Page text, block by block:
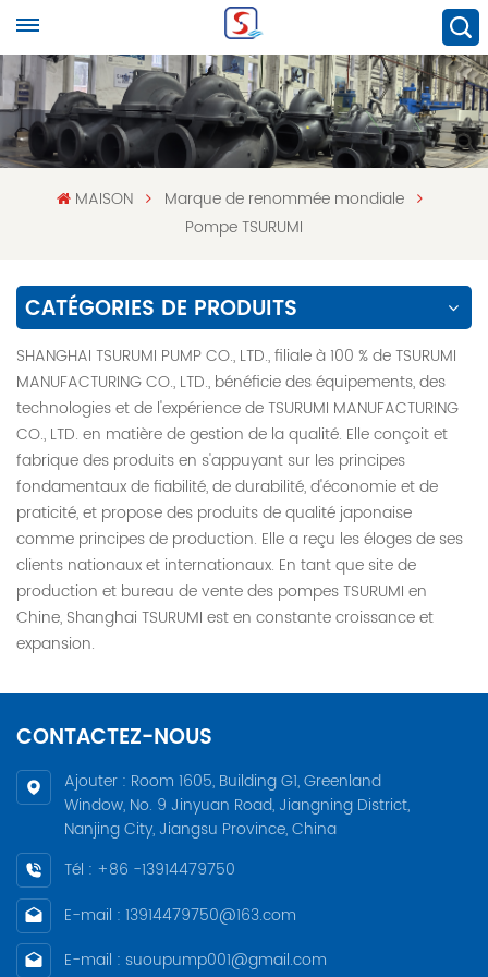
MAISON
Marque de renommée mondiale
Pompe TSURUMI
CATÉGORIES DE PRODUITS
SHANGHAI TSURUMI PUMP CO., LTD., filiale à 100 % de TSURUMI
MANUFACTURING CO., LTD., bénéficie des équipements, des
technologies et de l'expérience de TSURUMI MANUFACTURING
CO., LTD. en matière de gestion de la qualité. Elle conçoit et
fabrique des produits en s'appuyant sur les principes
fondamentaux de fiabilité, de durabilité, d'économie et de
praticité, et propose des produits de qualité japonaise
comme principes de production. Elle a reçu les éloges de ses
clients nationaux et internationaux. En tant que site de
production et bureau de vente des pompes TSURUMI en
Chine, Shanghai TSURUMI est en constante croissance et
expansion.
CONTACTEZ-NOUS
Ajouter : Room 1605, Building G1, Greenland
Window, No. 9 Jinyuan Road, Jiangning District,
Nanjing City, Jiangsu Province, China
Tél : +86 -13914479750
E-mail : 13914479750@163.com
E-mail : suoupump001@gmail.com